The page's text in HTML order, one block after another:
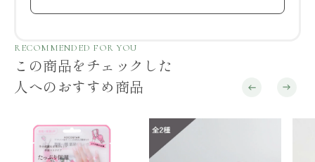
RECOMMENDED FOR YOU
この商品をチェックした
人へのおすすめ商品